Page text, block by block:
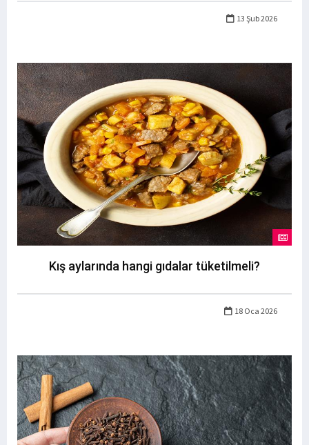
13 Şub 2026
Kış aylarında hangi gıdalar tüketilmeli?
18 Oca 2026